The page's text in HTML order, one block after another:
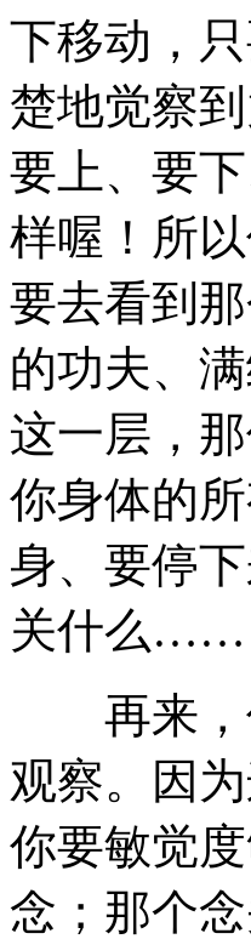
下移动，
楚地觉察
要上、要
样喔！所
要去看到
的功夫、
这一层，
你身体的
身、要停
关什么……
再来，
观察。因
你要敏觉
念；那个